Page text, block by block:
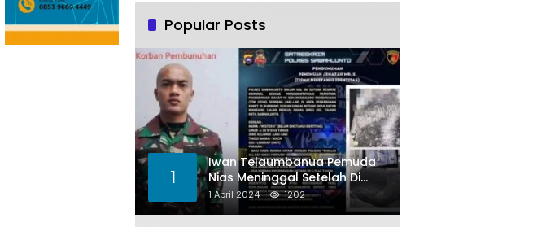
Popular Posts
1
Iwan Telaumbanua Pemuda
Nias Meninggal Setelah Di
Habisi Oknum TNI AL
1 April 2024 1202